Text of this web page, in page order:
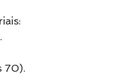
70).